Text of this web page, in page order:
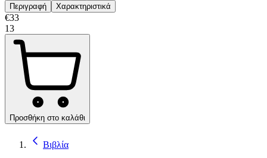
Περιγραφή Χαρακτηριστικά
€33
13
Προσθήκη στο καλάθι
Βιβλία